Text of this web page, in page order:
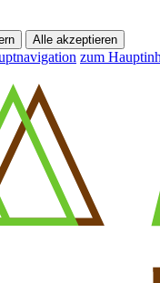
Alle akzeptieren
zum